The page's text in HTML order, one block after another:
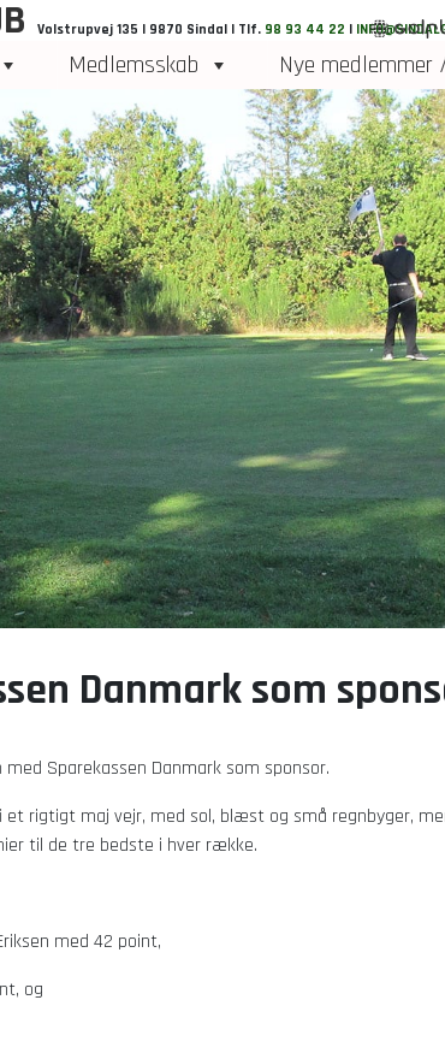
Volstrupvej 135 | 9870 Sindal | Tlf. 98 93 44 22 |
Medlemsskab Nye medlemmer
Danmark som
Sparekassen Danmark som sponsor.
rigtigt maj vejr, med sol, blæst og små regnbyger,
til de tre bedste i hver række.
med 42 point,
og